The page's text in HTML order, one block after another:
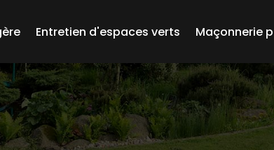
Entretien d'espaces verts Maçonnerie